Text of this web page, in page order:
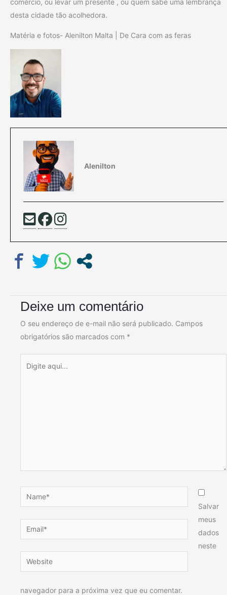
comércio, ou levar um presente , ou quem sabe uma lembrança
desta cidade tão acolhedora.
Matéria e fotos- Alenilton Malta | De Cara com as feras
Alenilton
Deixe um comentário
O seu endereço de e-mail não será publicado. Campos
obrigatórios são marcados com *
aqui...
Name*
Email*
Website
Salvar
meus
dados
neste
navegador para a próxima vez que eu comentar.